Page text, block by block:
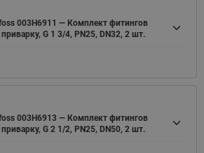
003H6911 — Комплект фитингов
G 1 3/4, PN25, DN32, 2 шт.
003H6913 — Комплект фитингов
G 2 1/2, PN25, DN50, 2 шт.